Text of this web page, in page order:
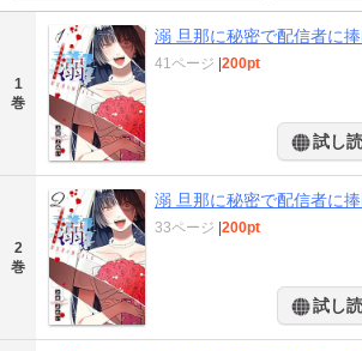
1
巻
溺 旦那に秘密で配信者に
41ページ |200pt
試し
2
巻
溺 旦那に秘密で配信者に
33ページ |200pt
試し